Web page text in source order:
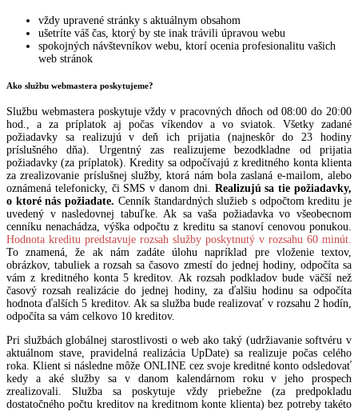
vždy upravené stránky s aktuálnym obsahom
ušetríte váš čas, ktorý by ste inak trávili úpravou webu
spokojných návštevníkov webu, ktorí ocenia profesionalitu vašich
web stránok
Ako službu webmastera poskytujeme?
Službu webmastera poskytuje vždy v pracovných dňoch od 08:00 do 20:00
hod., a za príplatok aj počas víkendov a vo sviatok. Všetky zadané
požiadavky sa realizujú v deň ich prijatia (najneskôr do 23 hodiny
príslušného dňa). Urgentný zas realizujeme bezodkladne od prijatia
požiadavky (za príplatok). Kredity sa odpočívajú z kreditného konta klienta
za zrealizovanie príslušnej služby, ktorá nám bola zaslaná e-mailom, alebo
oznámená telefonicky, či SMS v danom dni. Realizujú sa tie požiadavky,
o ktoré nás požiadate. Cenník štandardných služieb s odpočtom kreditu je
uvedený v nasledovnej tabuľke. Ak sa vaša požiadavka vo všeobecnom
cenníku nenachádza, výška odpočtu z kreditu sa stanoví cenovou ponukou.
Hodnota kreditu predstavuje rozsah služby poskytnutý v rozsahu 60 minút.
To znamená, že ak nám zadáte úlohu napríklad pre vloženie textov,
obrázkov, tabuliek a rozsah sa časovo zmestí do jednej hodiny, odpočíta sa
vám z kreditného konta 5 kreditov. Ak rozsah podkladov bude väčší než
časový rozsah realizácie do jednej hodiny, za ďalšiu hodinu sa odpočíta
hodnota ďalších 5 kreditov. Ak sa služba bude realizovať v rozsahu 2 hodín,
odpočíta sa vám celkovo 10 kreditov.
Pri službách globálnej starostlivosti o web ako taký (udržiavanie softvéru v
aktuálnom stave, pravidelná realizácia UpDate) sa realizuje počas celého
roka. Klient si následne môže ONLINE cez svoje kreditné konto odsledovať
kedy a aké služby sa v danom kalendárnom roku v jeho prospech
zrealizovali. Služba sa poskytuje vždy priebežne (za predpokladu
dostatočného počtu kreditov na kreditnom konte klienta) bez potreby takéto